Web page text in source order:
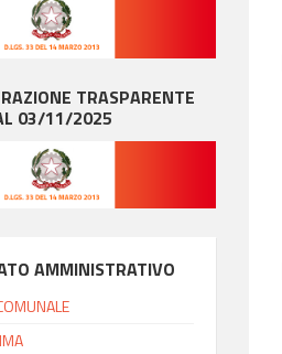
TRASPARENTE
03/11/2025
AMMINISTRATIVO